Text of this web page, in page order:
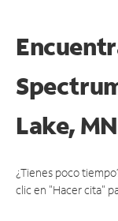
Lake, MN
¿Tienes poco
clic en "Hacer cita"